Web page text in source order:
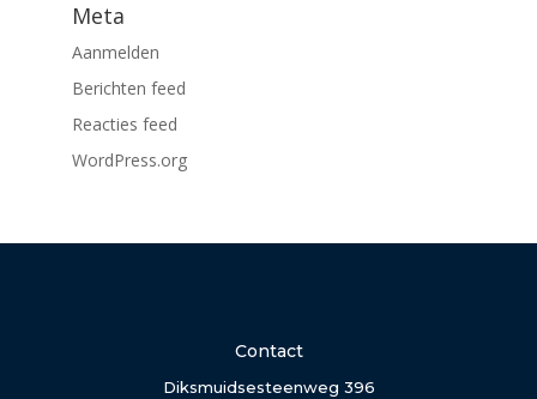
Meta
Aanmelden
Berichten feed
Reacties feed
WordPress.org
Contact
Diksmuidsesteenweg 396